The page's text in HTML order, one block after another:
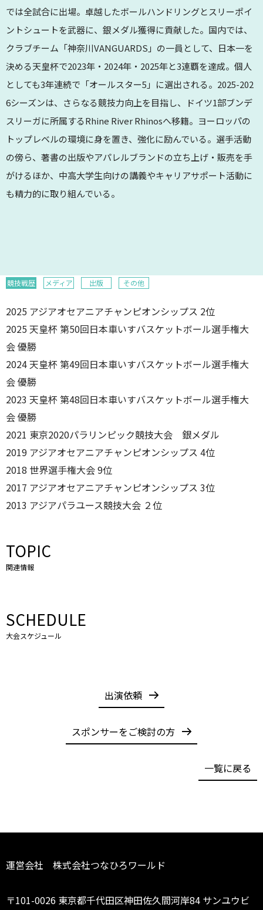
では全試合に出場。卓越したボールハンドリングとスリーポイ
ントシュートを武器に、銀メダル獲得に貢献した。国内では、
クラブチーム「神奈川VANGUARDS」の一員として、日本一を
決める天皇杯で2023年・2024年・2025年と3連覇を達成。個人
としても3年連続で「オールスター5」に選出される。2025-202
6シーズンは、さらなる競技力向上を目指し、ドイツ1部ブンデ
スリーガに所属するRhine River Rhinosへ移籍。ヨーロッパの
トップレベルの環境に身を置き、強化に励んでいる。選手活動
の傍ら、著書の出版やアパレルブランドの立ち上げ・販売を手
がけるほか、中高大学生向けの講義やキャリアサポート活動に
も精力的に取り組んでいる。
競技戦歴 メディア 出版 その他
2025 アジアオセアニアチャンピオンシップス 2位
2025 天皇杯 第50回日本車いすバスケットボール選手権大
会 優勝
2024 天皇杯 第49回日本車いすバスケットボール選手権大
会 優勝
2023 天皇杯 第48回日本車いすバスケットボール選手権大
会 優勝
2021 東京2020パラリンピック競技大会 銀メダル
2019 アジアオセアニアチャンピオンシップス 4位
2018 世界選手権大会 9位
2017 アジアオセアニアチャンピオンシップス 3位
2013 アジアパラユース競技大会 ２位
TOPIC
関連情報
SCHEDULE
大会スケジュール
出演依頼
スポンサーをご検討の方
一覧に戻る
運営会社 株式会社つなひろワールド
〒101-0026 東京都千代田区神田佐久間河岸84 サンユウビ